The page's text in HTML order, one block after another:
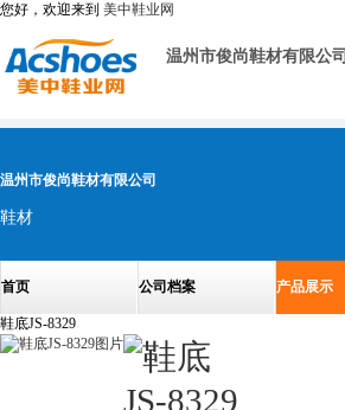
您好，欢迎来到 美中鞋业网
温州市俊尚鞋材有限公司
温州市俊尚鞋材有限公司
鞋材
首页 公司档案 产品展示
鞋底JS-8329